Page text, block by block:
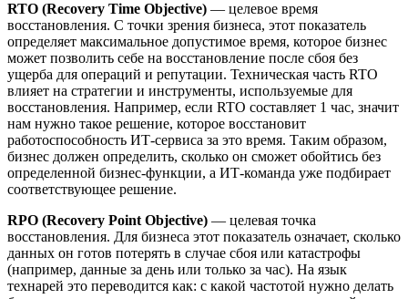
RTO (Recovery Time Objective) — целевое время
восстановления. С точки зрения бизнеса, этот показатель
определяет максимальное допустимое время, которое бизнес
может позволить себе на восстановление после сбоя без
ущерба для операций и репутации. Техническая часть RTO
влияет на стратегии и инструменты, используемые для
восстановления. Например, если RTO составляет 1 час, значит
нам нужно такое решение, которое восстановит
работоспособность ИТ-сервиса за это время. Таким образом,
бизнес должен определить, сколько он сможет обойтись без
определенной бизнес-функции, а ИТ-команда уже подбирает
соответствующее решение.
RPO (Recovery Point Objective) — целевая точка
восстановления. Для бизнеса этот показатель означает, сколько
данных он готов потерять в случае сбоя или катастрофы
(например, данные за день или только за час). На язык
технарей это переводится как: с какой частотой нужно делать